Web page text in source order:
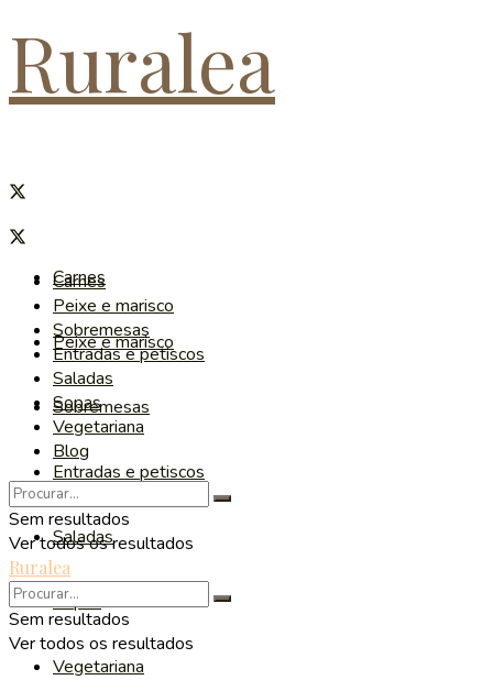
Ruralea
Carnes
Peixe e marisco
Sobremesas
Entradas e petiscos
Saladas
Sopas
Vegetariana
Carnes
Peixe e marisco
Sobremesas
Entradas e petiscos
Saladas
Sopas
Vegetariana
Blog
Sem resultados
Ver todos os resultados
Ruralea
Sem resultados
Ver todos os resultados